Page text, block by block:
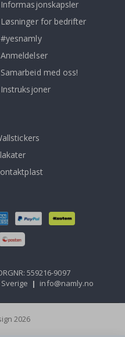
Informasjonskapsler
Løsninger for bedrifter
#yesnamly
Anmeldelser
Samarbeid med oss!
Instruksjoner
559216-9097
| info@namly.no
2026